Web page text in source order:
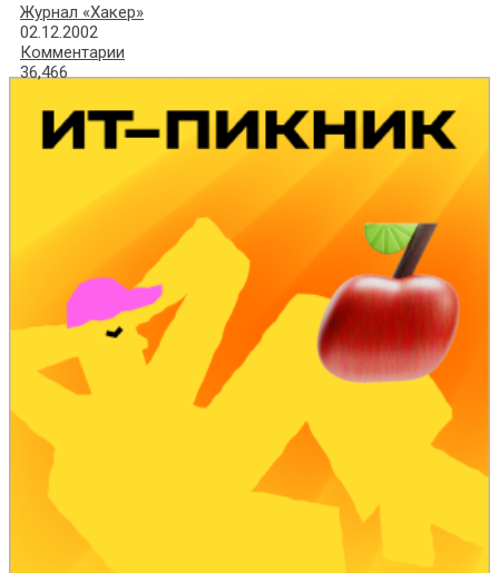
Журнал «Хакер»
02.12.2002
Комментарии
36,466